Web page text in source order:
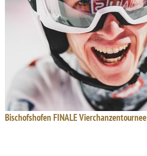
Bischofshofen FINALE Vierchanzentournee